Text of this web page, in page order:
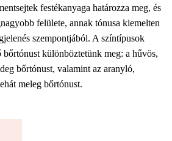
festékanyaga határozza meg, és
felülete, annak tónusa kiemelten
szempontjából. A színtípusok
bőrtónust különböztetünk meg: a hűvös,
bőrtónust, valamint az aranyló,
meleg bőrtónust.